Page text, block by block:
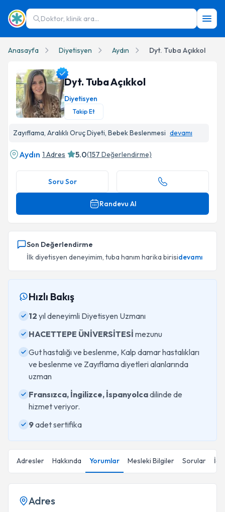
Doktor, klinik ara...
Anasayfa Diyetisyen Aydın Dyt. Tuba Açıkkol
Dyt. Tuba Açıkkol
Diyetisyen
Takip Et
Zayıflama, Aralıklı Oruç Diyeti, Bebek Beslenmesi devamı
Aydın 1 Adres 5.0(157 Değerlendirme)
Soru Sor
Randevu Al
Son Değerlendirme
İlk diyetisyen deneyimim, tuba hanım harika birisidevamı
Hızlı Bakış
12 yıl deneyimli Diyetisyen Uzmanı
HACETTEPE ÜNİVERSİTESİ mezunu
Gut hastalığı ve beslenme, Kalp damar hastalıkları
ve beslenme ve Zayıflama diyetleri alanlarında
uzman
Fransızca, İngilizce, İspanyolcadilinde de
hizmet veriyor.
9adet sertifika
Adresler Hakkında Yorumlar Mesleki Bilgiler Sorular
Adres